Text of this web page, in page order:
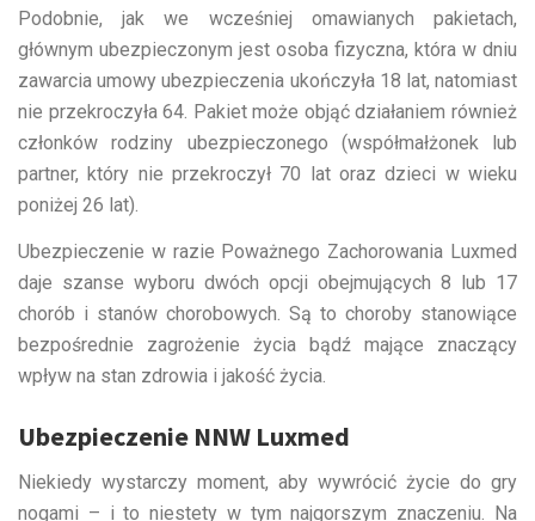
Podobnie, jak we wcześniej omawianych pakietach,
głównym ubezpieczonym jest osoba fizyczna, która w dniu
zawarcia umowy ubezpieczenia ukończyła 18 lat, natomiast
nie przekroczyła 64. Pakiet może objąć działaniem również
członków rodziny ubezpieczonego (współmałżonek lub
partner, który nie przekroczył 70 lat oraz dzieci w wieku
poniżej 26 lat).
Ubezpieczenie w razie Poważnego Zachorowania Luxmed
daje szanse wyboru dwóch opcji obejmujących 8 lub 17
chorób i stanów chorobowych. Są to choroby stanowiące
bezpośrednie zagrożenie życia bądź mające znaczący
wpływ na stan zdrowia i jakość życia.
Ubezpieczenie NNW Luxmed
Niekiedy wystarczy moment, aby wywrócić życie do gry
nogami – i to niestety w tym najgorszym znaczeniu. Na